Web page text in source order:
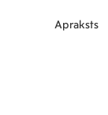
Apraksts